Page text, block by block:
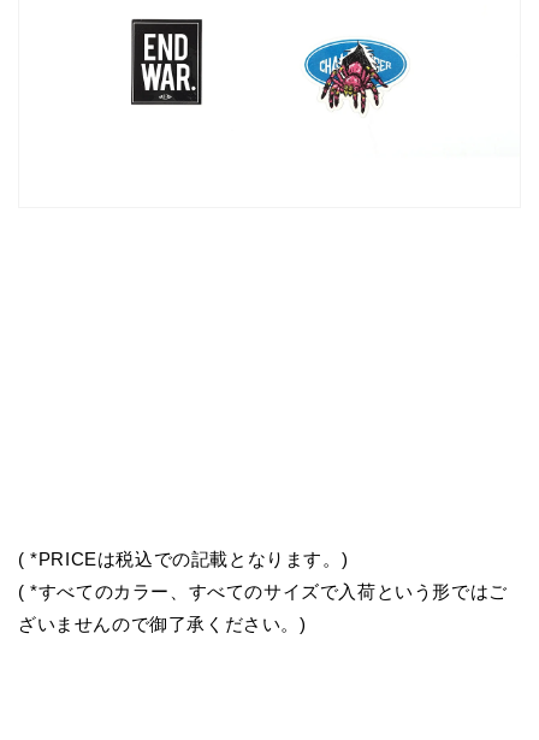
( *PRICEは税込での記載となります。)
( *すべてのカラー、すべてのサイズで入荷という形ではご
ざいませんので御了承ください。)